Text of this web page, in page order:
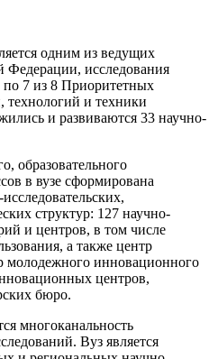
одним из ведущих
Федерации, исследования
по 7 из 8 Приоритетных
технологий и техники
и развиваются 33 научно-
образовательного
в вузе сформирована
структур: 127 научно-
и центров, в том числе
а также центр
молодежного инновационного
центров,
бюро.
многоканальность
Вуз является